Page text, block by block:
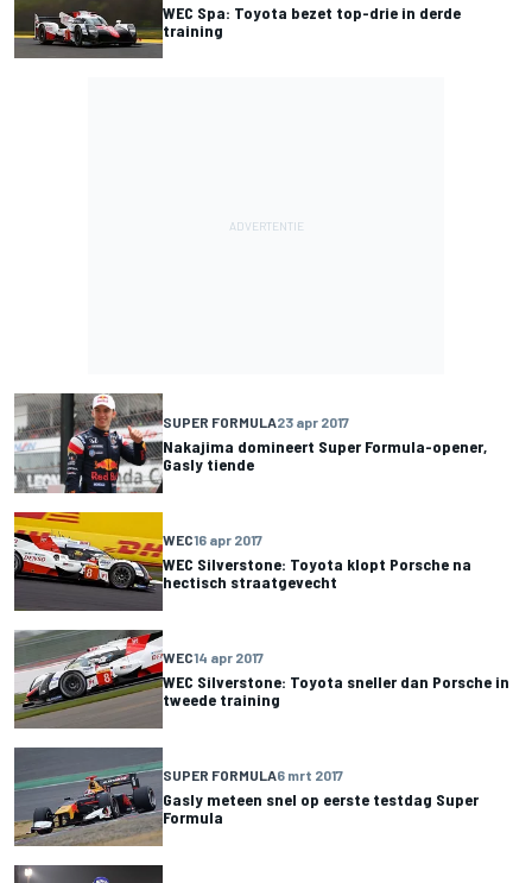
WEC Spa: Toyota bezet top-drie in derde
training
SUPER FORMULA23 apr 2017
Nakajima domineert Super Formula-opener,
Gasly tiende
WEC16 apr 2017
WEC Silverstone: Toyota klopt Porsche na
hectisch straatgevecht
WEC14 apr 2017
WEC Silverstone: Toyota sneller dan Porsche in
tweede training
SUPER FORMULA6 mrt 2017
Gasly meteen snel op eerste testdag Super
Formula